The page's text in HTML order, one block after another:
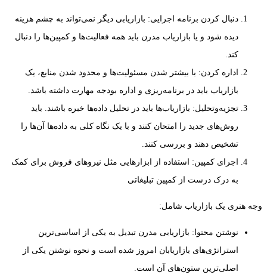
دنبال کردن برنامه اجرایی: بازاریابی دیگر نمی‌تواند به چشم هزینه
دیده شود و یا بازاریاب مدرن باید همه فعالیت‌ها و کمپین‌ها را دنبال
کند.
اداره کردن: با بیشتر شدن مسئولیت‌ها و محدود شدن منابع، یک
بازاریاب باید در برنامه‌ریزی و اداره بودجه مهارت داشته باشد.
تجزیه‌وتحلیل: بازاریاب‌ها باید در تحلیل داده‌ها خبره باشند. باید
روش‌های جدید را امتحان کنند و با یک نگاه کلی به داده‌ها آن‌ها را
تشخیص دهند و بررسی کنند.
اجرای کمپین: استفاده از ابزارهایی مثل نیروهای فروش برای کمک
به درک درست از کمپین تبلیغاتی
وجه هنری یک بازاریاب شامل:
نوشتن محتوا: بازاریابی مدرن تبدیل به یکی از اساسی‌ترین
استراتژی‌های بازاریابان امروز شده است و نحوه نوشتن یکی از
اصلی‌ترین ستون‌های آن است.